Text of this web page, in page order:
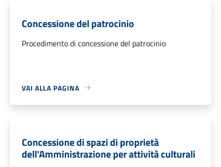
Concessione del patrocinio
Procedimento di concessione del patrocinio
VAI ALLA PAGINA
Concessione di spazi di proprietà
dell'Amministrazione per attività culturali